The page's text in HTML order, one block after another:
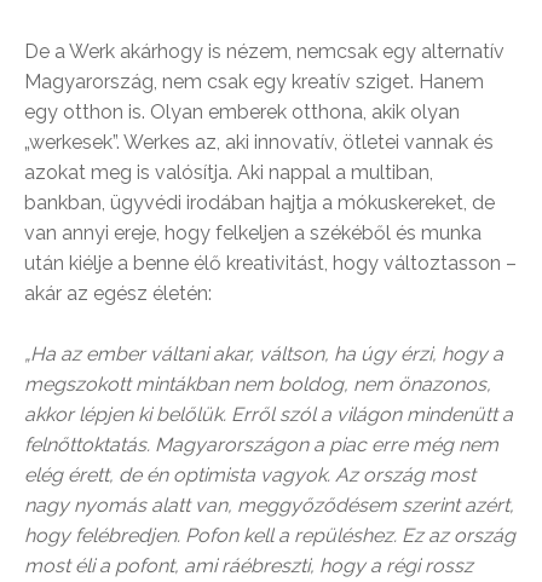
De a Werk akárhogy is nézem, nemcsak egy alternatív
Magyarország, nem csak egy kreatív sziget. Hanem
egy otthon is. Olyan emberek otthona, akik olyan
„werkesek”. Werkes az, aki innovatív, ötletei vannak és
azokat meg is valósítja. Aki nappal a multiban,
bankban, ügyvédi irodában hajtja a mókuskereket, de
van annyi ereje, hogy felkeljen a székéből és munka
után kiélje a benne élő kreativitást, hogy változtasson –
akár az egész életén:
„Ha az ember váltani akar, váltson, ha úgy érzi, hogy a
megszokott mintákban nem boldog, nem önazonos,
akkor lépjen ki belőlük. Erről szól a világon mindenütt a
felnőttoktatás. Magyarországon a piac erre még nem
elég érett, de én optimista vagyok. Az ország most
nagy nyomás alatt van, meggyőződésem szerint azért,
hogy felébredjen. Pofon kell a repüléshez. Ez az ország
most éli a pofont, ami ráébreszti, hogy a régi rossz